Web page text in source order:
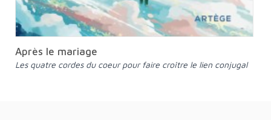
Après le mariage
Les quatre cordes du coeur pour faire croître le lien conjugal